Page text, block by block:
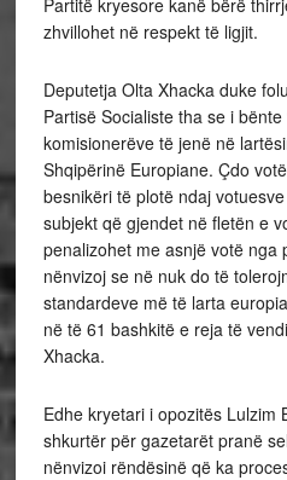
Partitë kryesore kanë bërë
zhvillohet në respekt të ligjit.
Deputetja Olta Xhacka duke
Partisë Socialiste tha se i
komisionerëve të jenë në
Shqipërinë Europiane. Çdo
besnikëri të plotë ndaj
subjekt që gjendet në fletën e
penalizohet me asnjë votë nga
nënvizoj se në nuk do të
standardeve më të larta
në të 61 bashkitë e reja të
Xhacka.
Edhe kryetari i opozitës Lulzim
shkurtër për gazetarët pranë
nënvizoi rëndësinë që ka